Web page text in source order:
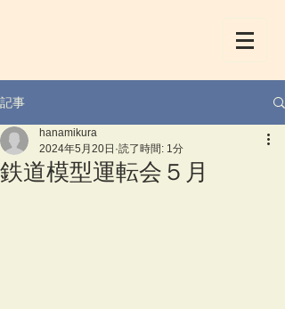
記事
鉄道模型運転会５月
hanamikura
2024年5月20日 読了時間: 1分